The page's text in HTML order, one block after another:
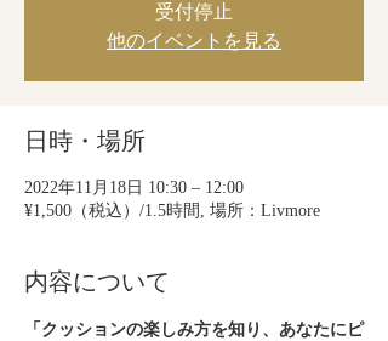
受付停止
他のイベントを見る
日時・場所
2022年11月18日 10:30 – 12:00
¥1,500（税込）/1.5時間, 場所：Livmore
内容について
「クッションの楽しみ方を知り、あなたにピ